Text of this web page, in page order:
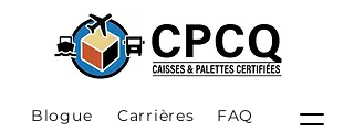
Blogue Carrières FAQ